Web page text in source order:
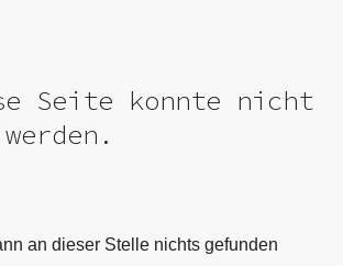
Seite konnte nicht
an dieser Stelle nichts gefunden